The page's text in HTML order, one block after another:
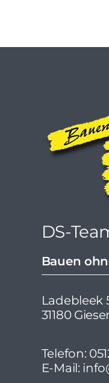
DS-
Bauen
Ladebleek
31180
Telefon:
E-Mail: